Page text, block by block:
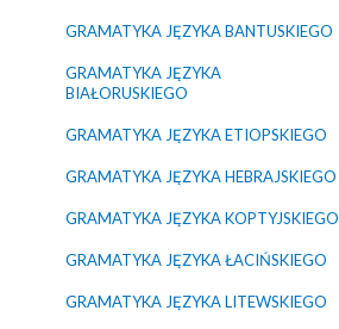
GRAMATYKA JĘZYKA BANTUSKIEGO
GRAMATYKA JĘZYKA
BIAŁORUSKIEGO
GRAMATYKA JĘZYKA ETIOPSKIEGO
GRAMATYKA JĘZYKA HEBRAJSKIEGO
GRAMATYKA JĘZYKA KOPTYJSKIEGO
GRAMATYKA JĘZYKA ŁACIŃSKIEGO
GRAMATYKA JĘZYKA LITEWSKIEGO